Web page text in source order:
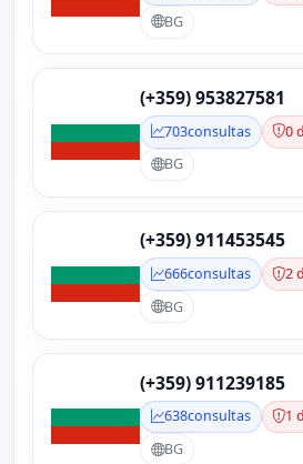
BG
(+359) 953827581
703consultas 0
BG
(+359) 911453545
666consultas 2
BG
(+359) 911239185
638consultas 1
BG